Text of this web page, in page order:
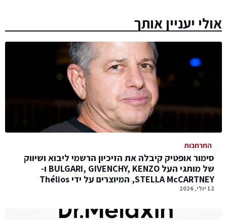
אולי יעניין אותך
התרחבות
סימור אופטיק קיבלה את הזיכיון הרשמי ליבוא ושיווק
של מותגי העל BULGARI, GIVENCHY, KENZO ו-
STELLA McCARTNEY, המיוצרים על ידי Thélios
12 יולי, 2026